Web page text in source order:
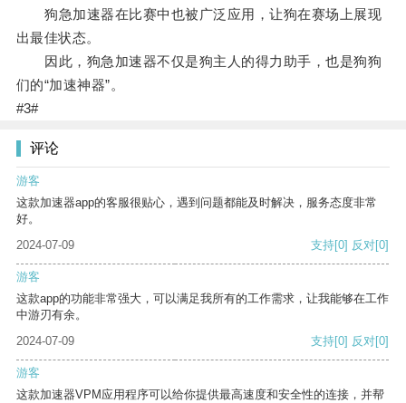
狗急加速器在比赛中也被广泛应用，让狗在赛场上展现
出最佳状态。
因此，狗急加速器不仅是狗主人的得力助手，也是狗狗
们的“加速神器”。
#3#
评论
游客
这款加速器app的客服很贴心，遇到问题都能及时解决，服务态度非常
好。
2024-07-09
支持[0] 反对[0]
游客
这款app的功能非常强大，可以满足我所有的工作需求，让我能够在工作
中游刃有余。
2024-07-09
支持[0] 反对[0]
游客
这款加速器VPM应用程序可以给你提供最高速度和安全性的连接，并帮